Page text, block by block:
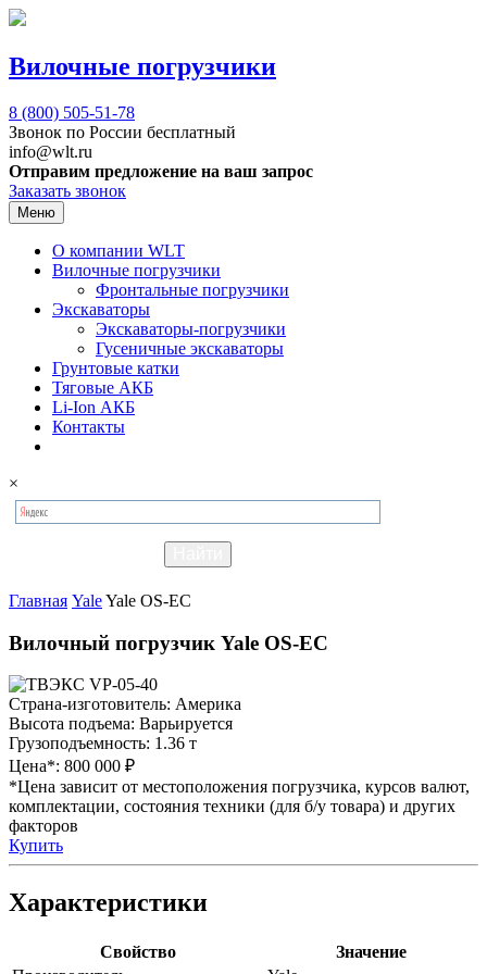
Вилочные погрузчики
8 (800) 505-51-78
Звонок по России бесплатный
info@wlt.ru
Отправим предложение на ваш запрос
Заказать звонок
Меню
О компании WLT
Вилочные погрузчики
Фронтальные погрузчики
Экскаваторы
Экскаваторы-погрузчики
Гусеничные экскаваторы
Грунтовые катки
Тяговые АКБ
Li-Ion АКБ
Контакты
×
Главная YaleYale OS-EC
Вилочный погрузчик Yale OS-EC
Страна-изготовитель: Америка
Высота подъема: Варьируется
Грузоподъемность: 1.36 т
Цена*: 800 000 ₽
*Цена зависит от местоположения погрузчика, курсов валют,
комплектации, состояния техники (для б/у товара) и других
факторов
Купить
Характеристики
Свойство
Значение